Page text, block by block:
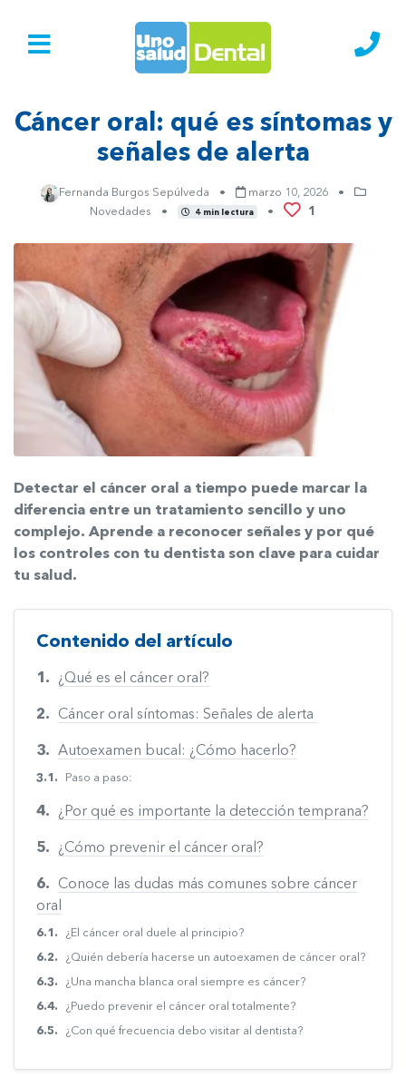
Cáncer oral: qué es síntomas y
señales de alerta
Fernanda Burgos Sepúlveda • marzo 10, 2026
•
Novedades
• 4 min lectura • 1
Detectar el cáncer oral a tiempo puede marcar la
diferencia entre un tratamiento sencillo y uno
complejo. Aprende a reconocer señales y por qué
los controles con tu dentista son clave para cuidar
tu salud.
Contenido del artículo
¿Qué es el cáncer oral?
Cáncer oral síntomas: Señales de alerta
Autoexamen bucal: ¿Cómo hacerlo?
Paso a paso:
¿Por qué es importante la detección temprana?
¿Cómo prevenir el cáncer oral?
Conoce las dudas más comunes sobre cáncer
oral
¿El cáncer oral duele al principio?
¿Quién debería hacerse un autoexamen de cáncer oral?
¿Una mancha blanca oral siempre es cáncer?
¿Puedo prevenir el cáncer oral totalmente?
¿Con qué frecuencia debo visitar al dentista?